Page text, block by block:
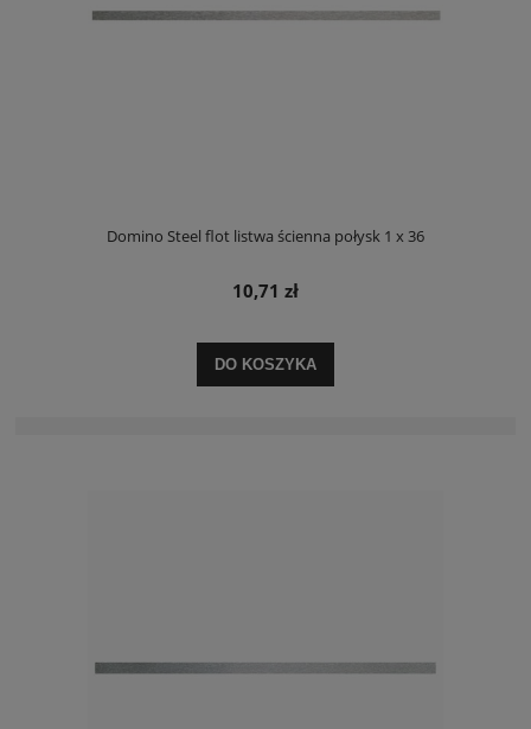
Domino Steel flot listwa ścienna połysk 1 x 36
10,71 zł
DO KOSZYKA